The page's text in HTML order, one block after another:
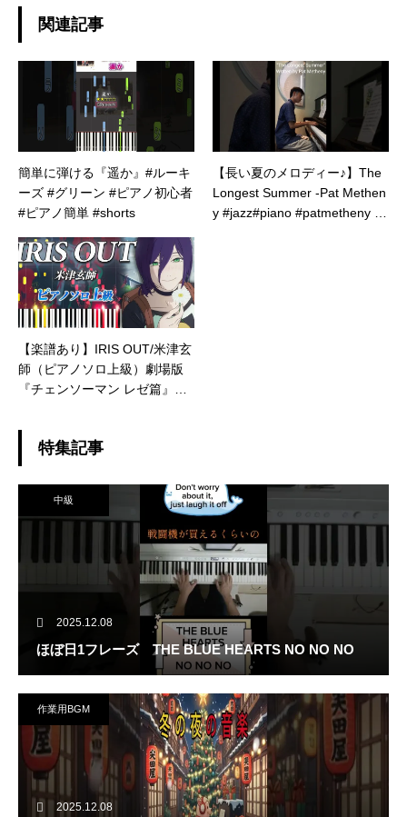
関連記事
簡単に弾ける『遥か』#ルーキ
ーズ #グリーン #ピアノ初心者
#ピアノ簡単 #shorts
【長い夏のメロディー♪】The
Longest Summer -Pat Methen
y #jazz#piano #patmetheny #
【楽譜あり】IRIS OUT/米津玄
師（ピアノソロ上級）劇場版
『チェンソーマン レゼ篇』主
特集記事
中級
2025.12.08
ほぼ日1フレーズ THE BLUE HEARTS NO NO NO
作業用BGM
2025.12.08